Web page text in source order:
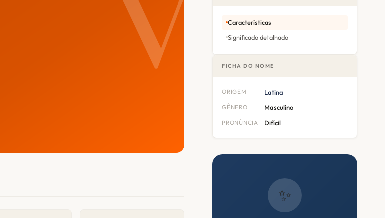
Características
Significado detalhado
FICHA DO NOME
ORIGEM Latina
GÊNERO Masculino
PRONÚNCIA Difícil
✨